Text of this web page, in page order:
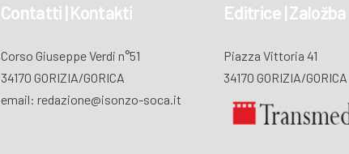
Contatti | Kontakti
Corso Giuseppe Verdi n°51
34170 GORIZIA/GORICA
email: redazione@isonzo-soca.it
Editrice | Založba
Piazza Vittoria 41
34170 GORIZIA/GORICA